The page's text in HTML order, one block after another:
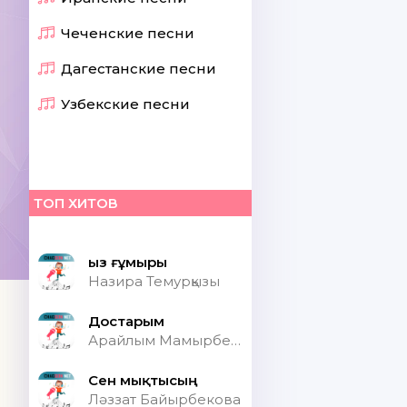
Чеченские песни
Дагестанские песни
Узбекские песни
ТОП ХИТОВ
Қыз ғұмыры
Назира Темурқызы
Достарым
Арайлым Мамырбекқызы
Сен мықтысың
Ләззат Байырбекова